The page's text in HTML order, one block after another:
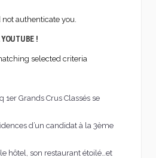
authenticate you.
YOUTUBE !
selected criteria
1er Grands Crus Classés se
d’un candidat à la 3ème
hôtel, son restaurant étoilé…et